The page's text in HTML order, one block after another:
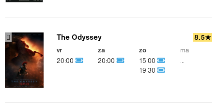
The Odyssey 8.5★
vr
20:00
za
20:00
zo
15:00
19:30
ma
...